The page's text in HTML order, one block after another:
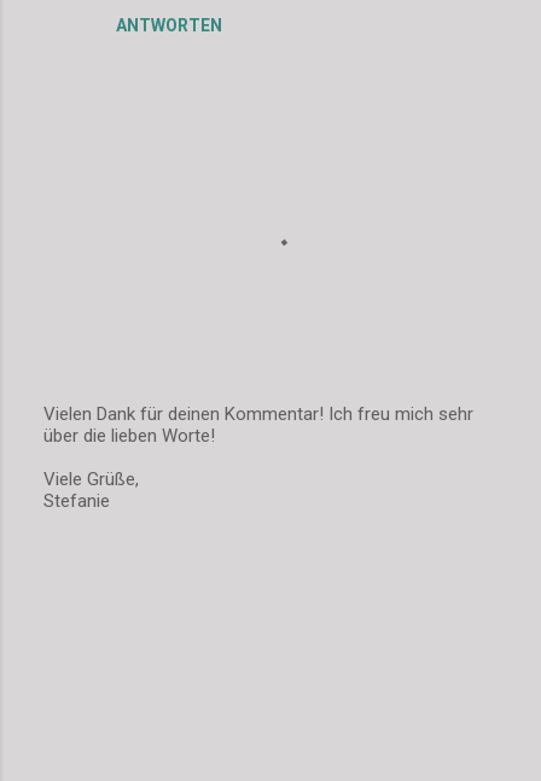
ANTWORTEN
K
m
m
Vielen Dank für deinen Kommentar! Ich freu mich sehr
über die lieben Worte!
Viele Grüße,
Stefanie